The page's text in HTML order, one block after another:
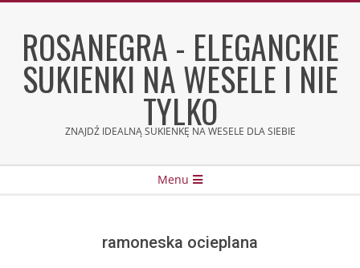
contentROSANEGRA - ELEGANCKIE
SUKIENKI NA WESELE I NIE
TYLKO
ZNAJDŹ IDEALNĄ SUKIENKĘ NA WESELE DLA SIEBIE
Menu
ramoneska ocieplana